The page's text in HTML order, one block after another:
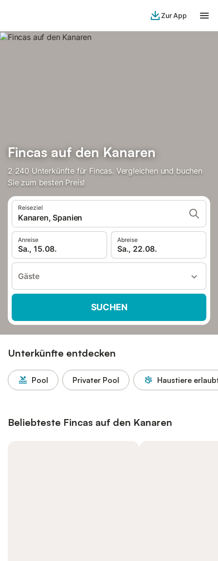
Zur App
Fincas auf den Kanaren
2 240 Unterkünfte für Fincas. Vergleichen und buchen
Sie zum besten Preis!
Reiseziel
Kanaren, Spanien
Anreise
Sa., 15.08.
Abreise
Sa., 22.08.
Gäste
SUCHEN
Unterkünfte entdecken
Pool Privater Pool Haustiere
Beliebteste Fincas auf den Kanaren